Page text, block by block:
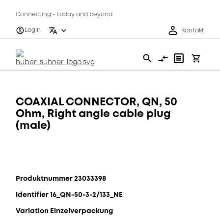
Connecting - today and beyond
Login
Kontakt
COAXIAL CONNECTOR, QN, 50
Ohm, Right angle cable plug
(male)
Produktnummer 23033398
Identifier 16_QN-50-3-2/133_NE
Variation Einzelverpackung